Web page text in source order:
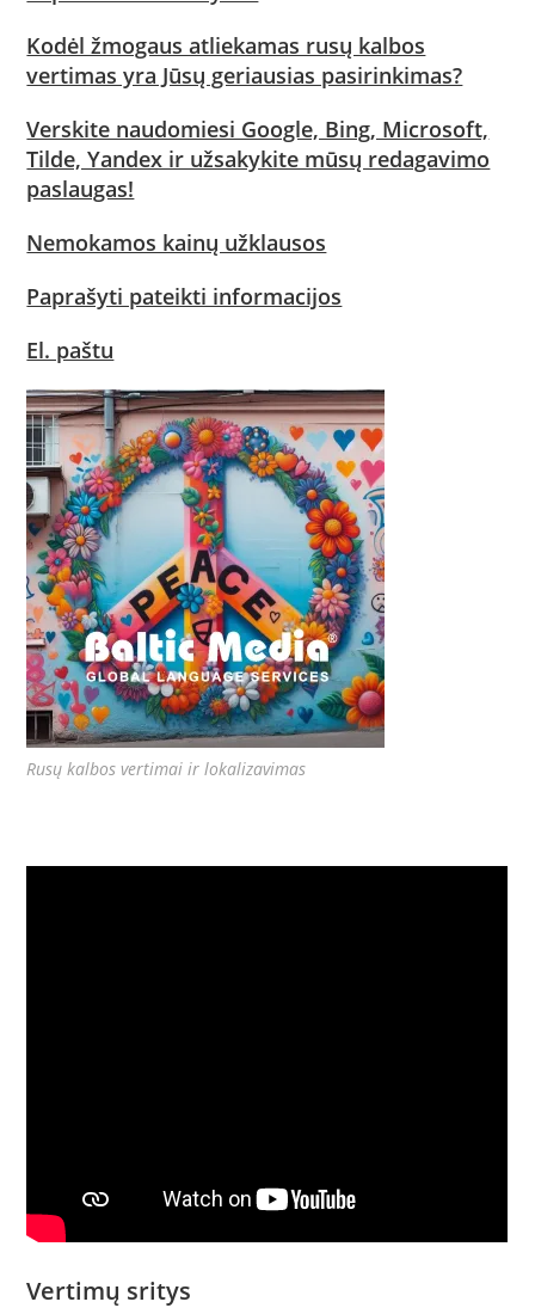
Kodėl žmogaus atliekamas rusų kalbos
vertimas yra Jūsų geriausias pasirinkimas?
Verskite naudomiesi Google, Bing, Microsoft,
Tilde, Yandex ir užsakykite mūsų redagavimo
paslaugas!
Nemokamos kainų užklausos
Paprašyti pateikti informacijos
El. paštu
Rusų kalbos vertimai ir lokalizavimas
Vertimų sritys